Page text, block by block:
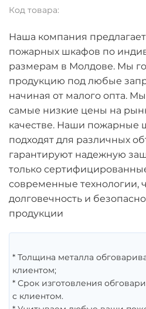
Код товара:
Наша компания
пожарных шкафов по
размерам в Молдове. Мы
продукцию под любые
начиная от малого опта.
самые низкие цены на
качестве. Наши пожарные
подходят для различных
гарантируют надежную
только
современные технологии,
долговечность и
продукции
* Толщина металла
клиентом;
* Срок изготовления
с клиентом.